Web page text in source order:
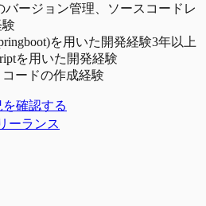
バージョン管理、ソースコードレ
験
を用いた開発経験3年以上
を用いた開発経験
ードの作成経験
確認する
ーランス